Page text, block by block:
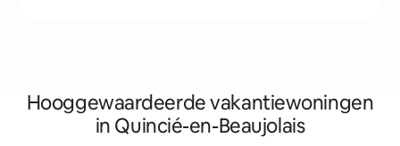
Hooggewaardeerde vakantiewoningen
in Quincié-en-Beaujolais